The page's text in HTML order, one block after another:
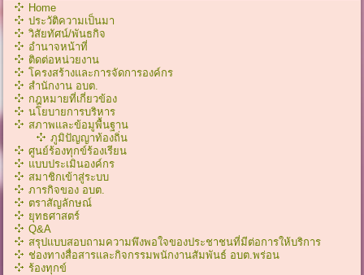
Home
ประวัติความเป็นมา
วิสัยทัศน์/พันธกิจ
อำนาจหน้าที่
ติดต่อหน่วยงาน
โครงสร้างและการจัดการองค์กร
สำนักงาน อบต.
กฎหมายที่เกี่ยวข้อง
นโยบายการบริหาร
สภาพและข้อมูพื้นฐาน
ภูมิปัญญาท้องถิ่น
ศูนย์ร้องทุกข์ร้องเรียน
แบบประเมินองค์กร
สมาชิกเข้าสู่ระบบ
ภารกิจของ อบต.
ตราสัญลักษณ์
ยุทธศาสตร์
Q&A
สรุปแบบสอบถามความพึงพอใจของประชาชนที่มีต่อการให้บริการ
ช่องทางสื่อสารและกิจกรรมพนักงานสัมพันธ์ อบต.พร่อน
ร้องทุกข์